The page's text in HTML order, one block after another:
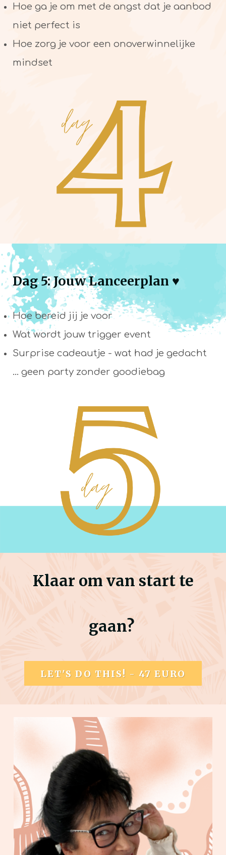
Hoe ga je om met de angst dat je aanbod
niet perfect is
Hoe zorg je voor een onoverwinnelijke
mindset
Dag 5: Jouw Lanceerplan ♥
Hoe bereid jij je voor
Wat wordt jouw trigger event
Surprise cadeautje - wat had je gedacht
... geen party zonder goodiebag
Klaar om van start te
gaan?
LET'S DO THIS! - 47 EURO